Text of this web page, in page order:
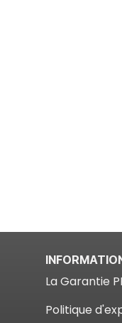
La Garantie
Politique